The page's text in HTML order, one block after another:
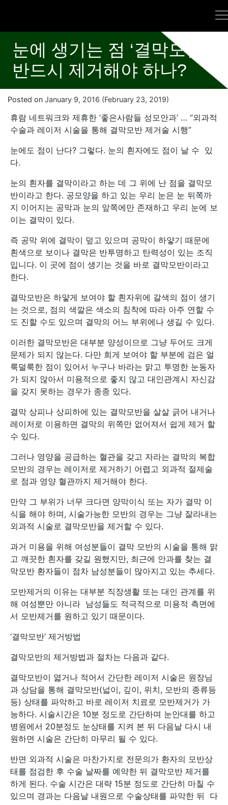
눈에 생기는 점 ‘결막모반’,
반드시 제거해야 하나?
Posted on January 9, 2016 (February 23, 2019)
휴람 네트워크와 제휴한 ‘좋은사람들 성모안과’ … “외과적
수술과 레이저 시술을 통해 결막모반 제거술 시행”
눈에도 점이 난다? 그렇다. 눈의 흰자에도 점이 날 수 있
다.
눈의 흰자를 결막이라고 하는 데 그 위에 난 점을 결막모
반이라고 한다. 공모양을 하고 있는 우리 눈은 눈 뒤쪽까
지 이어지는 공막과 눈의 앞쪽에만 존재하고 우리 눈에 보
이는 결막이 있다.
즉 공막 위에 결막이 덮고 있으며 공막이 하얗기 때문에
흰색으로 보이나 결막은 반투명하고 탄력성이 있는 조직
입니다. 이 곳에 점이 생기는 것을 바로 결막모반이라고
한다.
결막모반은 하얗게 보여야 할 흰자위에 갈색의 점이 생기
는 것으로, 점의 색깔은 색소의 침착에 따라 아주 연할 수
도 진할 수도 있으며 결막의 어느 부위에나 생길 수 있다.
이러한 결막모반은 대부분 양성이므로 그냥 두어도 크게
문제가 되지 않는다. 다만 희게 보여야 할 부분에 검은 얼
룩덜룩한 점이 있어서 누구나 바라는 맑고 투명한 눈동자
가 되지 않아서 미용적으로 좋지 않고 대인관계시 자신감
을 갖지 못하는 경우가 종종 있다.
결막 상피나 상피하에 있는 결막모반을 살살 긁어 내거나
레이저로 이용하면 결막의 위쪽만 없어져서 쉽게 제거 할
수 있다.
그러나 영양을 공급하는 혈관을 갖고 자라는 결막의 복합
모반의 경우는 레이저로 제거하기 어렵고 외과적 절제술
로 점과 영양 혈관까지 제거해야 한다.
만약 그 부위가 너무 크다면 양막이식 또는 자가 결막 이
식을 해야 하며, 시술가능한 모반의 경우는 그냥 잘라내는
외과적 시술로 결막모반을 제거할 수 있다.
과거 미용을 위해 여성분들이 결막 모반의 시술을 통해 맑
고 깨끗한 흰자를 갖길 원했지만, 최근에 안과를 찾는 결
막모반 환자들이 점차 남성분들이 많아지고 있는 추세다.
모반제거의 이유는 대부분 직장생활 또는 대인 관계를 위
해 여성뿐만 아니라 남성들도 적극적으로 미용적 측면에
서 모반제거를 원하고 있기 때문이다.
‘결막모반’ 제거방법
결막모반의 제거방법과 절차는 다음과 같다.
결막모반이 엷거나 적어서 간단한 레이저 시술은 원장님
과 상담을 통해 결막모반(넓이, 깊이, 위치, 모반의 종류등
등) 상태를 파악하고 바로 레이저 치료로 모반제거가 가
능하다. 시술시간은 10분 정도로 간단하며 눈안대를 하고
병원에서 20분정도 눈상태를 지켜 본 뒤 다음날 다시 내
원하면 시술은 간단히 마무리 될 수 있다.
반면 외과적 시술은 마찬가지로 전문의가 환자의 모반상
태를 점검한 후 수술 날짜를 예약한 뒤 결막모반 제거를
하게 된다. 수술 시간은 대략 15분 정도로 간단히 마칠 수
있으며 경과는 다음날 내원으로 수술상태를 파악한 뒤 다